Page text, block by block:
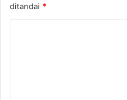
ditandai *